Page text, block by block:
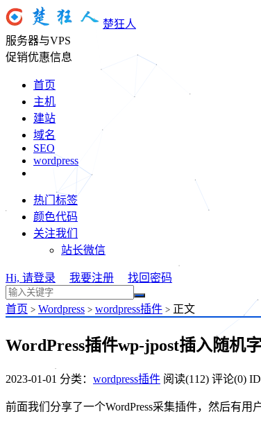
楚狂人
服务器与VPS
促销优惠信息
首页
主机
建站
域名
SEO
wordpress
热门标签
颜色代码
关注我们
站长微信
Hi, 请登录 我要注册 找回密码
首页 > Wordpress > wordpress插件 > 正文
WordPress插件wp-jpost插入随机
2023-01-01 分类： wordpress插件 阅读(112) 评论(0)
前面我们分享了一个WordPress采集插件，然后有